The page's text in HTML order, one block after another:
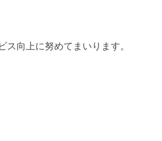
向上に努めてまいります。